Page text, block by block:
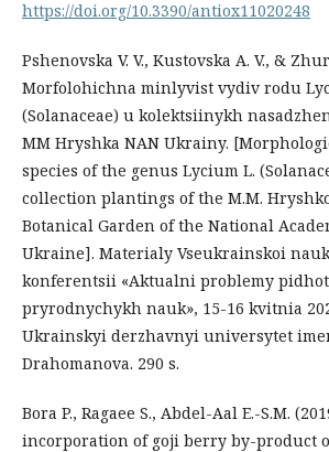
https://doi.org/10.3390/antiox11020248
Pshenovska V. V., Kustovska A. V., &
Morfolohichna minlyvist vydiv rodu
(Solanaceae) u kolektsiinykh
MM Hryshka NAN Ukrainy.
species of the genus Lycium L.
collection plantings of the M.M.
Botanical Garden of the National
Ukraine]. Materialy Vseukrainskoi
konferentsii «Aktualni problemy
pryrodnychykh nauk», 15-16 kvitnia
Ukrainskyi derzhavnyi universytet
Drahomanova. 290 s.
Bora P., Ragaee S., Abdel-Aal E.-S.M.
incorporation of goji berry by-product